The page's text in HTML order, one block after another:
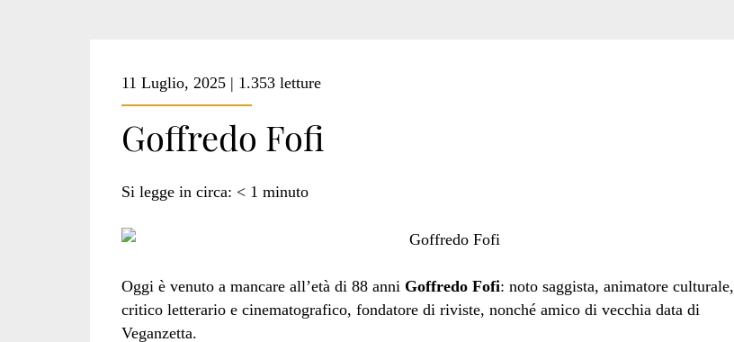
11 Luglio, 2025 | 1.353 letture
Goffredo Fofi
Si legge in circa: < 1 minuto
Oggi è venuto a mancare all’età di 88 anni Goffredo Fofi: noto saggista, animatore culturale,
critico letterario e cinematografico, fondatore di riviste, nonché amico di vecchia data di
Veganzetta.